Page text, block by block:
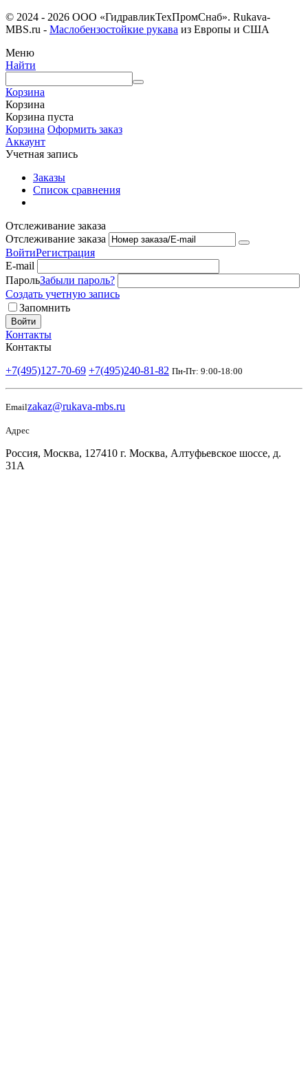
© 2024 - 2026 ООО «ГидравликТехПромСнаб». Rukava-
MBS.ru - Маслобензостойкие рукава из Европы и США
Меню
Найти
Корзина
Корзина
Корзина пуста
Корзина Оформить заказ
Аккаунт
Учетная запись
Заказы
Список сравнения
Отслеживание заказа
Отслеживание заказа
ВойтиРегистрация
E-mail
ПарольЗабыли пароль?
Создать учетную запись
Запомнить
Войти
Контакты
Контакты
+7(495)127-70-69 +7(495)240-81-82 Пн-Пт: 9:00-18:00
Emailzakaz@rukava-mbs.ru
Адрес
Россия, Москва, 127410 г. Москва, Алтуфьевское шоссе, д.
31А